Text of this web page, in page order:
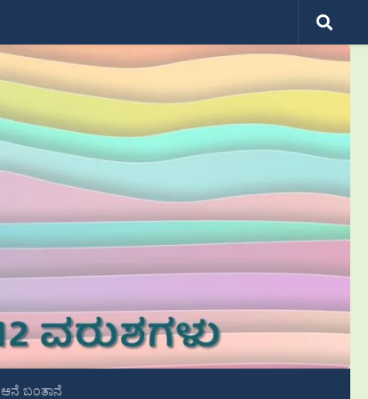
ಆನೆ ಬಂತಾನೆ